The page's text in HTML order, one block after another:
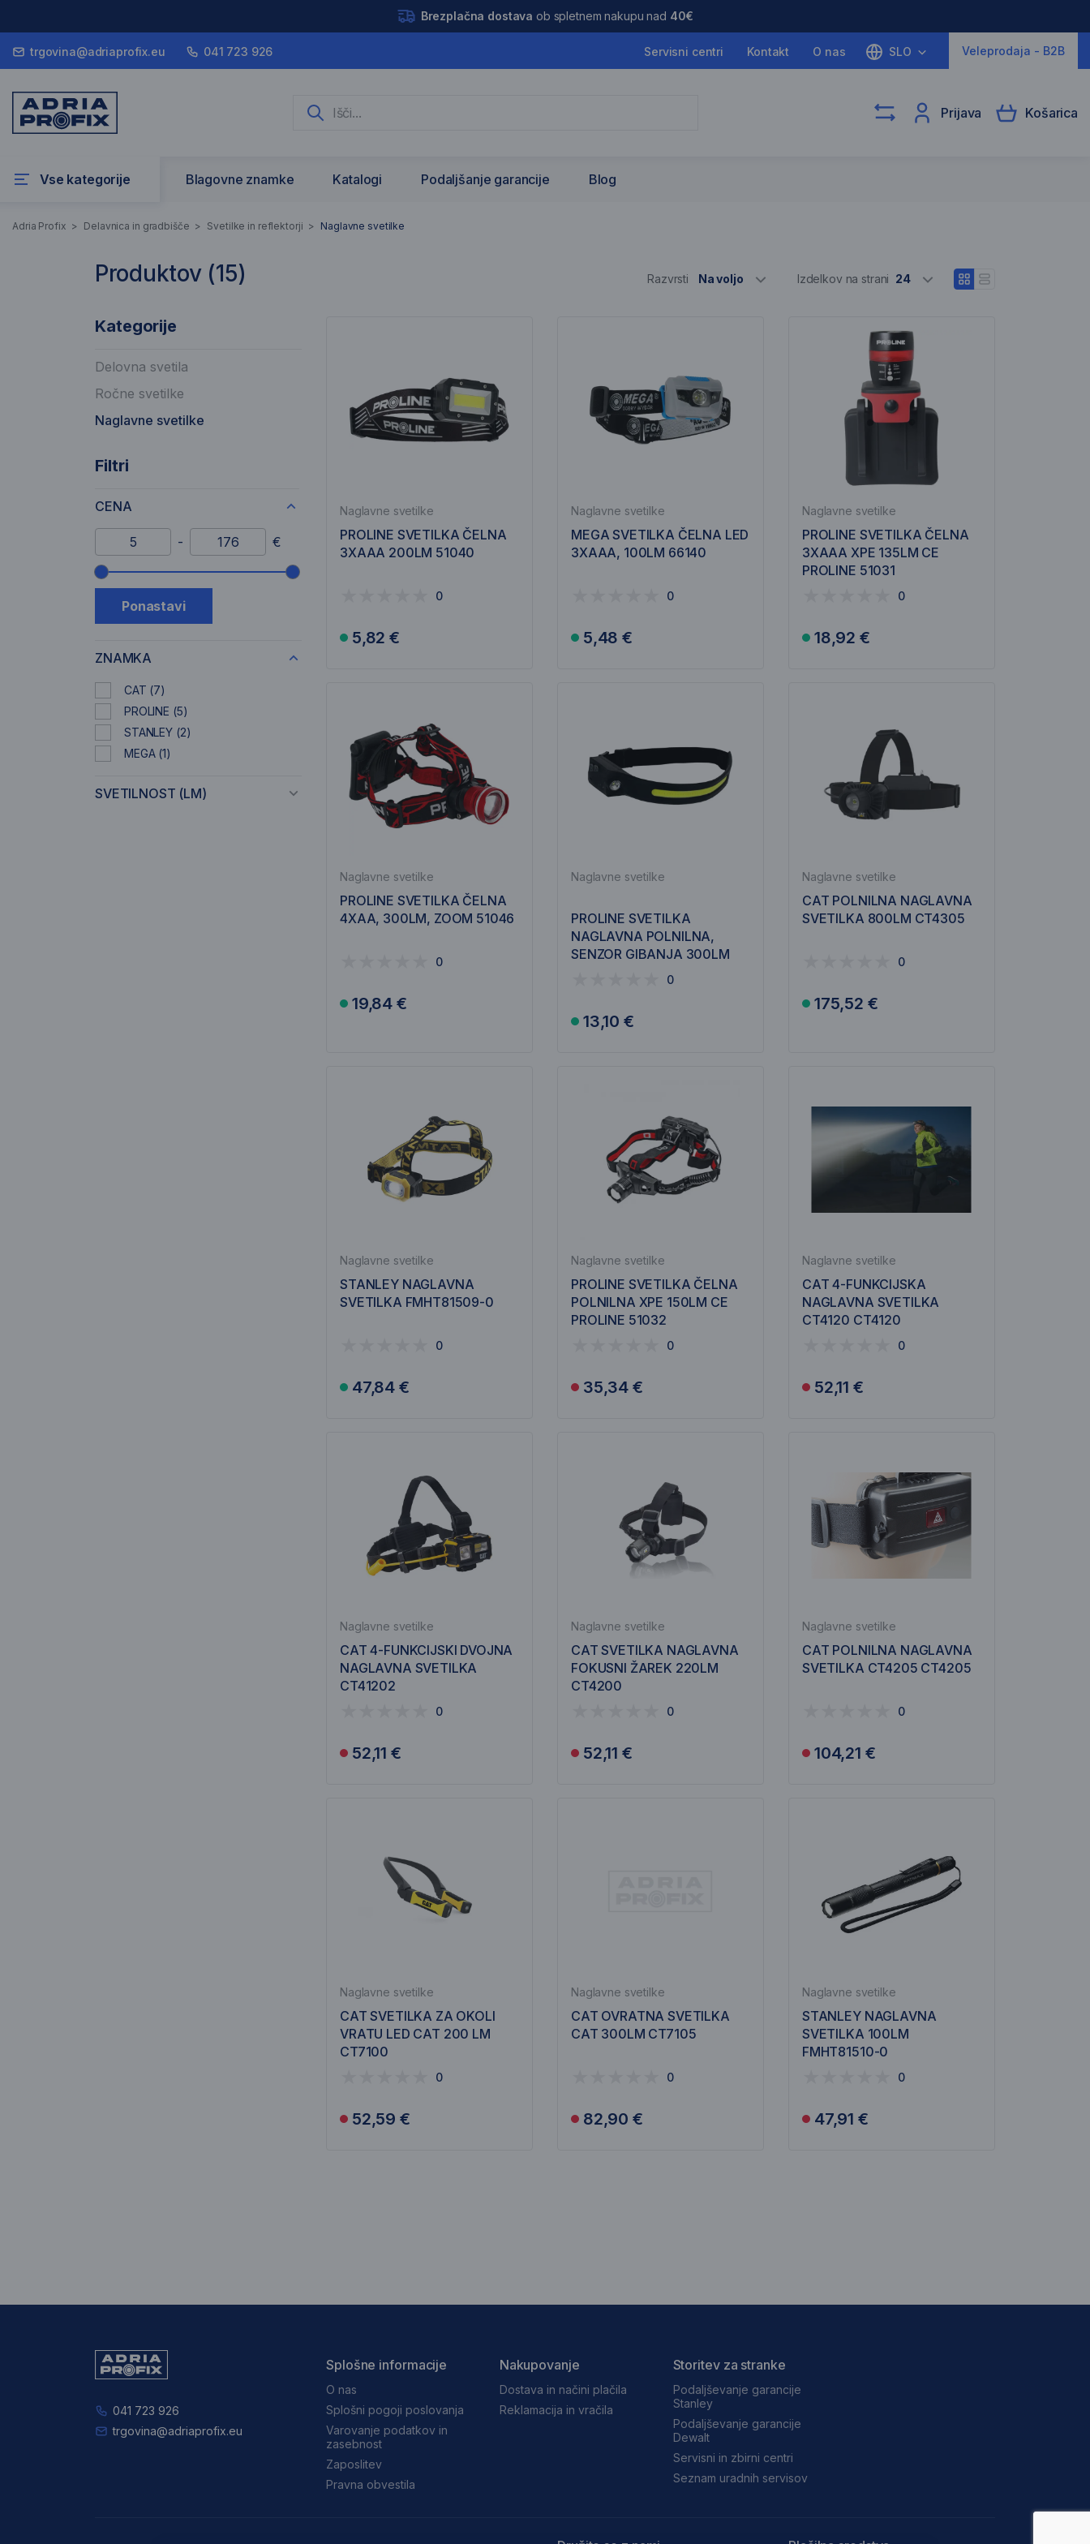
Brezplačna dostava ob spletnem nakupu nad 40€
trgovina@adriaprofix.eu 041 723 926 Servisni centri Kontakt O nas SLO Veleprodaja - B2B
Prijava Košarica
Vse kategorije Blagovne znamke Katalogi Podaljšanje garancije Blog
Naglavne svetilke
Adria Profix > Delavnica in gradbišče > Svetilke in reflektorji > Naglavne svetilke
Produktov (15)
15 Rezultati iskanja
Razvrsti Na voljo Izdelkov na strani 24 Izber različne
Odpri pogled blokov
Odpri vrstični
Kategorije
Delovna svetila
Ročne svetilke
Naglavne svetilke
Filtri
CENA
Minimalni znesek
- Maksimalni znesek
€
Drsnik cenovnega razpona
Ponastavi
ZNAMKA
CAT (7)
PROLINE (5)
STANLEY (2)
MEGA (1)
SVETILNOST (LM)
Naglavne svetilke
PROLINE SVETILKA ČELNA
3XAAA 200LM 51040
0
5,82 €
Naglavne svetilke
MEGA SVETILKA ČELNA LED
3XAAA, 100LM 66140
0
5,48 €
Naglavne svetilke
PROLINE SVETILKA ČELNA
3XAAA XPE 135LM CE
PROLINE 51031
0
18,92 €
Naglavne svetilke
PROLINE SVETILKA ČELNA
4XAA, 300LM, ZOOM 51046
0
19,84 €
Naglavne svetilke
PROLINE SVETILKA
NAGLAVNA POLNILNA,
SENZOR GIBANJA 300LM
0
13,10 €
Naglavne svetilke
CAT POLNILNA NAGLAVNA
SVETILKA 800LM CT4305
0
175,52 €
Naglavne svetilke
STANLEY NAGLAVNA
SVETILKA FMHT81509-0
0
47,84 €
Naglavne svetilke
PROLINE SVETILKA ČELNA
POLNILNA XPE 150LM CE
PROLINE 51032
0
35,34 €
Naglavne svetilke
CAT 4-FUNKCIJSKA
NAGLAVNA SVETILKA
CT4120 CT4120
0
52,11 €
Naglavne svetilke
CAT 4-FUNKCIJSKI DVOJNA
NAGLAVNA SVETILKA
CT41202
0
52,11 €
Naglavne svetilke
CAT SVETILKA NAGLAVNA
FOKUSNI ŽAREK 220LM
CT4200
0
52,11 €
Naglavne svetilke
CAT POLNILNA NAGLAVNA
SVETILKA CT4205 CT4205
0
104,21 €
Naglavne svetilke
CAT SVETILKA ZA OKOLI
VRATU LED CAT 200 LM
CT7100
0
52,59 €
Naglavne svetilke
CAT OVRATNA SVETILKA
CAT 300LM CT7105
0
82,90 €
Naglavne svetilke
STANLEY NAGLAVNA
SVETILKA 100LM
FMHT81510-0
0
47,91 €
041 723 926
trgovina@adriaprofix.eu
Splošne informacije
O nas
Splošni pogoji poslovanja
Varovanje podatkov in
zasebnost
Zaposlitev
Pravna obvestila
Nakupovanje
Dostava in načini plačila
Reklamacija in vračila
Storitev za stranke
Podaljševanje garancije
Stanley
Podaljševanje garancije
Dewalt
Servisni in zbirni centri
Seznam uradnih servisov